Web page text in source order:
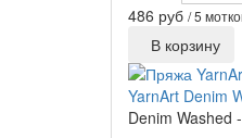
486 руб / 5
В корзину
YarnArt Denim
Denim Washed